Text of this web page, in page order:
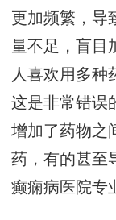
更加频繁，导
量不足，盲目
人喜欢用多种
这是非常错误
增加了药物之
药，有的甚至
癫痫病医院专